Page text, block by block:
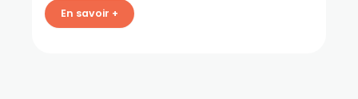
En savoir +